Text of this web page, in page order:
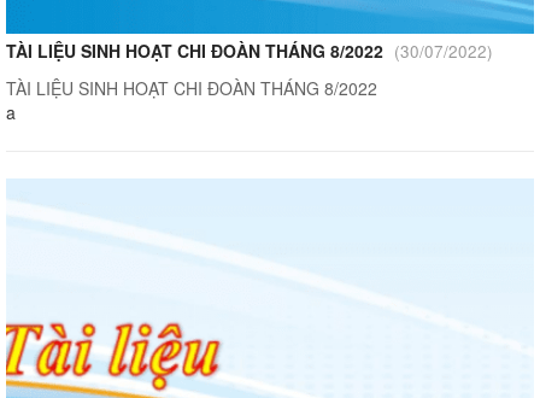
TÀI LIỆU SINH HOẠT CHI ĐOÀN THÁNG 8/2022 (30/07/2022)
TÀI LIỆU SINH HOẠT CHI ĐOÀN THÁNG 8/2022
a